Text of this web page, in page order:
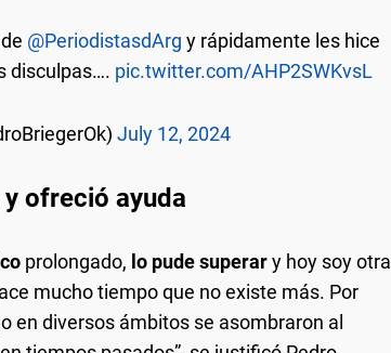
@PeriodistasdArg y rápidamente les hice
disculpas…. pic.twitter.com/AHP2SWKvsL
July 12, 2024
ofreció ayuda
prolongado, lo pude superary hoy soy otra
mucho tiempo que no existe más. Por
en diversos ámbitos se asombraron al